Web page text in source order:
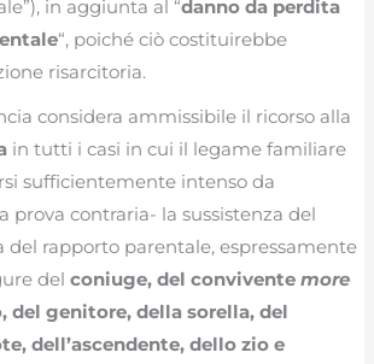
in aggiunta al “danno da perdita
“, poiché ciò costituirebbe
risarcitoria.
considera ammissibile il ricorso alla
in tutti i casi in cui il legame familiare
sufficientemente intenso da
prova contraria- la sussistenza del
del rapporto parentale, espressamente
delconiuge, del conviventemore
del genitore, della sorella, del
dell’ascendente, dello zio e